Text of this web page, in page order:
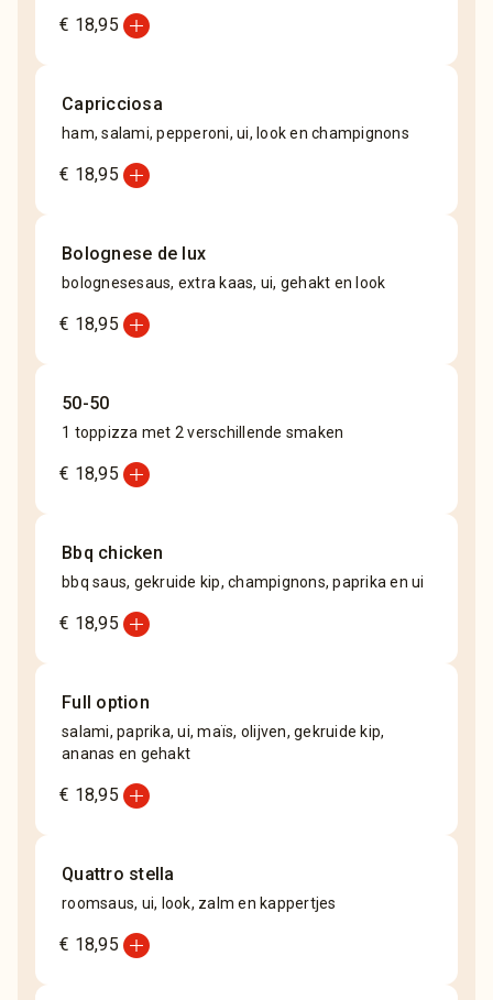
€ 18,95 add_circle
Capricciosa
ham, salami, pepperoni, ui, look en champignons
€ 18,95 add_circle
Bolognese de lux
bolognesesaus, extra kaas, ui, gehakt en look
€ 18,95 add_circle
50-50
1 toppizza met 2 verschillende smaken
€ 18,95 add_circle
Bbq chicken
bbq saus, gekruide kip, champignons, paprika en ui
€ 18,95 add_circle
Full option
salami, paprika, ui, maïs, olijven, gekruide kip,
ananas en gehakt
€ 18,95 add_circle
Quattro stella
roomsaus, ui, look, zalm en kappertjes
€ 18,95 add_circle